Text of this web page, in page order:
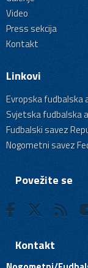
Video
Press sekcija
Kontakt
Linkovi
Evropska fudbalska
Svjetska fudbalska
Fudbalski savez
Nogometni savez
Povežite se
Kontakt